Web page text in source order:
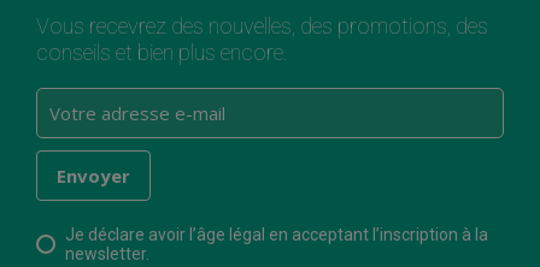
Vous recevrez des nouvelles, des promotions, des
conseils et bien plus encore.
Je déclare avoir l’âge légal en acceptant l’inscription à la
newsletter.